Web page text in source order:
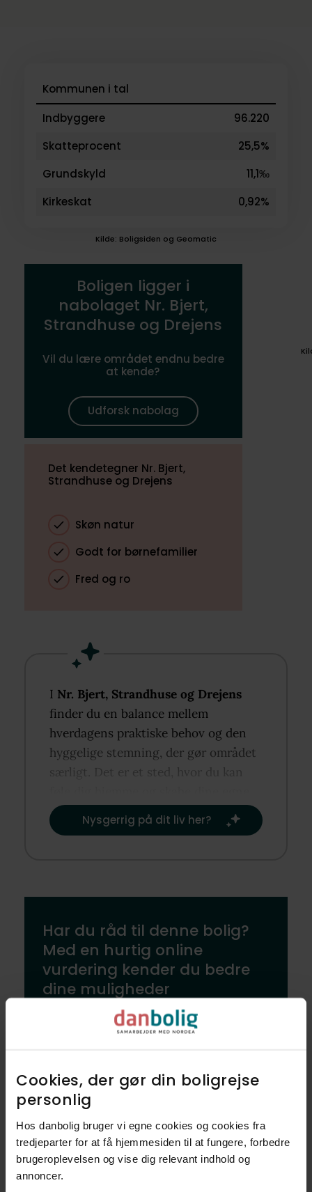
Cookies, der gør din boligrejse
personlig​
Hos danbolig bruger vi egne cookies og cookies fra
tredjeparter for at få hjemmesiden til at fungere, forbedre
brugeroplevelsen og vise dig relevant indhold og
annoncer.​
Kommunen i tal
Indbyggere
96.220
Skatteprocent
25,5%
Grundskyld
11,1‰
Kirkeskat
0,92%
Kilde: Boligsiden og Geomatic
Boligen ligger i
nabolaget Nr. Bjert,
Strandhuse og Drejens
Vil du lære området endnu bedre
at kende?
Udforsk nabolag
Det kendetegner Nr. Bjert,
Strandhuse og Drejens
Skøn natur
Godt for børnefamilier
Fred og ro
I Nr. Bjert, Strandhuse og Drejens
finder du en balance mellem
hverdagens praktiske behov og den
hyggelige stemning, der gør området
særligt. Det er et sted, hvor du kan
rutiner og traditioner.​
Nysgerrig på dit liv her?​
Har du råd til denne bolig?
Med en hurtig online
vurdering kender du bedre
dine muligheder
Tjek værdien af din nuværende
Beregn boliglån
hos Nordea